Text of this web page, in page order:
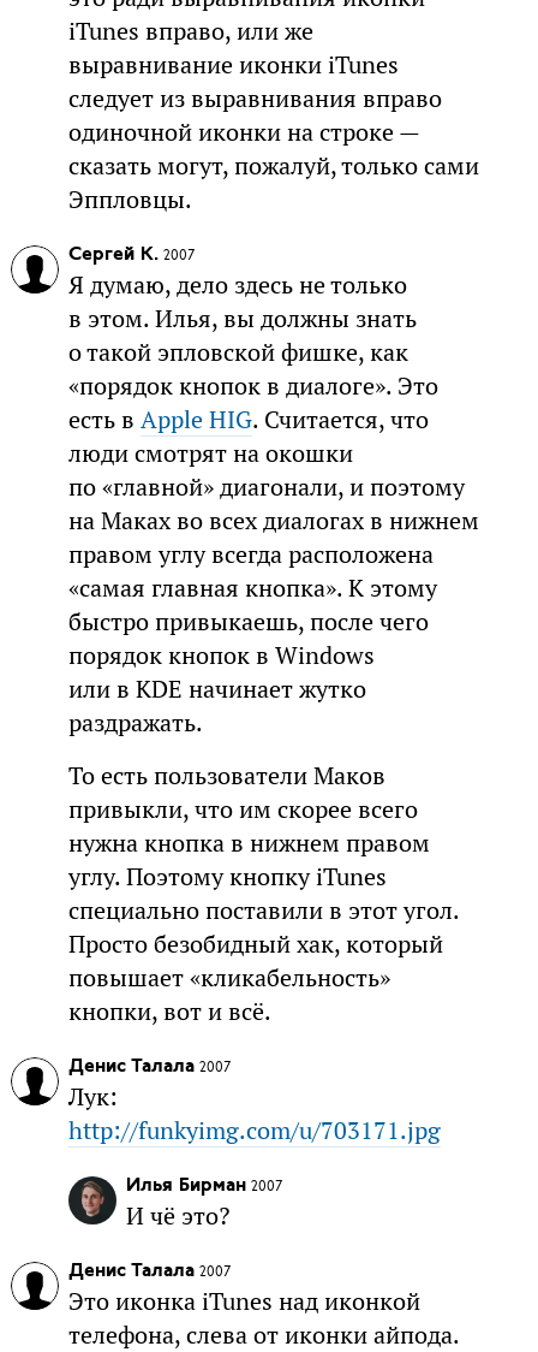
iTunes вправо, или же
выравнивание иконки iTunes
следует из выравнивания вправо
одиночной иконки на строке —
сказать могут, пожалуй, только сами
Эппловцы.
Сергей К. 2007
Я думаю, дело здесь не только
в этом. Илья, вы должны знать
о такой эпловской фишке, как
«порядок кнопок в диалоге». Это
есть в Apple HIG. Считается, что
люди смотрят на окошки
по «главной» диагонали, и поэтому
на Маках во всех диалогах в нижнем
правом углу всегда расположена
«самая главная кнопка». К этому
быстро привыкаешь, после чего
порядок кнопок в Windows
или в KDE начинает жутко
раздражать.
То есть пользователи Маков
привыкли, что им скорее всего
нужна кнопка в нижнем правом
углу. Поэтому кнопку iTunes
специально поставили в этот угол.
Просто безобидный хак, который
повышает «кликабельность»
кнопки, вот и всё.
Денис Талала 2007
Лук:
http://funkyimg.com/u/703171.jpg
Илья Бирман 2007
И чё это?
Денис Талала 2007
Это иконка iTunes над иконкой
телефона, слева от иконки айпода.